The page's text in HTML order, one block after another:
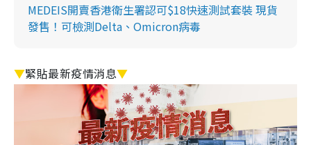
MEDEIS開賣香港衛生署認可$18快速測試套裝 現貨
發售！可檢測Delta、Omicron病毒
▼緊貼最新疫情消息▼